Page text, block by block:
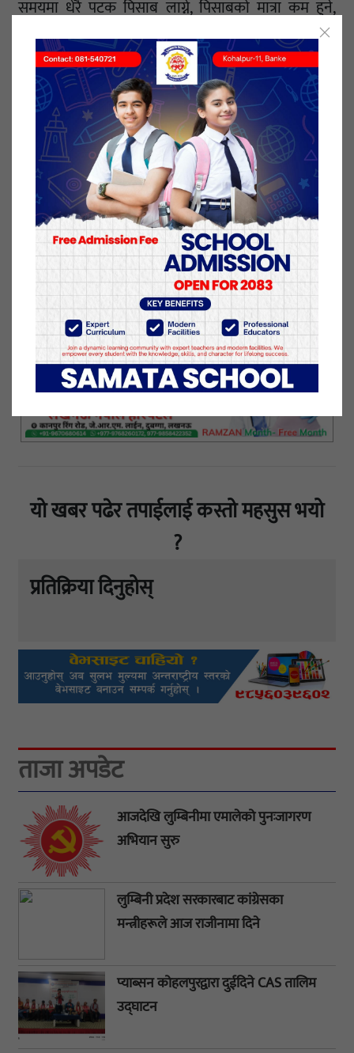
समयमा धेरै पटक पिसाब लाग्ने, पिसाबको मात्रा कम हुने,
पिसाबको रङ्ग फेरिने (हल्का रातो, गाढा गुलाबी वा गाढा
पहेलो) देखिने, पिसाबबाट असामान्य तरिकाको गन्ध
आउनेलगायत समस्या देखिए हामीले समयमै उपचार गर्नुपर्छ।
यूटीआईबाट सुरक्षित रहन उच्च सावधानी अपनाउनुपर्छ।
प्रयाप्त मात्रामा पानीको सेवन गर्नुपर्छ। आफूले प्रयोग गर्ने
शौचालयको सरसफाइमा ध्यान दिनुपर्छ। सार्वजनिक
शौचालय प्रयोग गर्नु पहिले राम्ररी सफा गरेर मात्रै प्रयोग
गर्नुपर्छ। यदि यूटीआई संक्रमण छ भने अल्कोहल जन्य
पियपदार्थ सेवन गर्नु हुँदैन।
२६ असार २०७८, शनिबार प्रकाशित
यो खबर पढेर तपाईलाई कस्तो महसुस भयो
?
प्रतिक्रिया दिनुहोस्
ताजा अपडेट
आजदेखि लुम्बिनीमा एमालेको पुनःजागरण
अभियान सुरु
लुम्बिनी प्रदेश सरकारबाट कांग्रेसका
मन्त्रीहरूले आज राजीनामा दिने
प्याब्सन कोहलपुरद्वारा दुईदिने CAS तालिम
उद्घाटन